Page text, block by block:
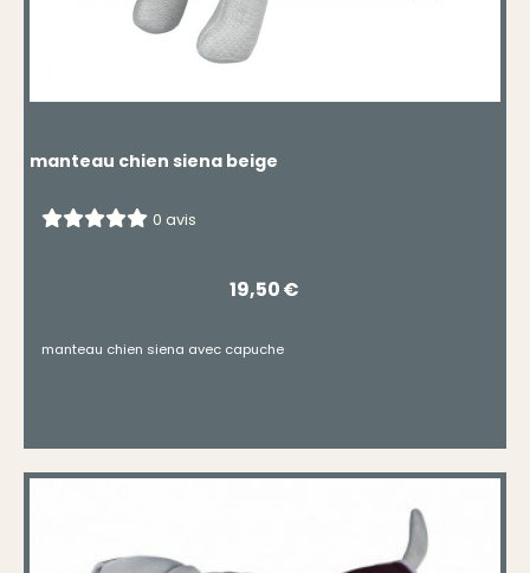
manteau chien siena beige
0 avis
19,50€
manteau chien siena avec capuche